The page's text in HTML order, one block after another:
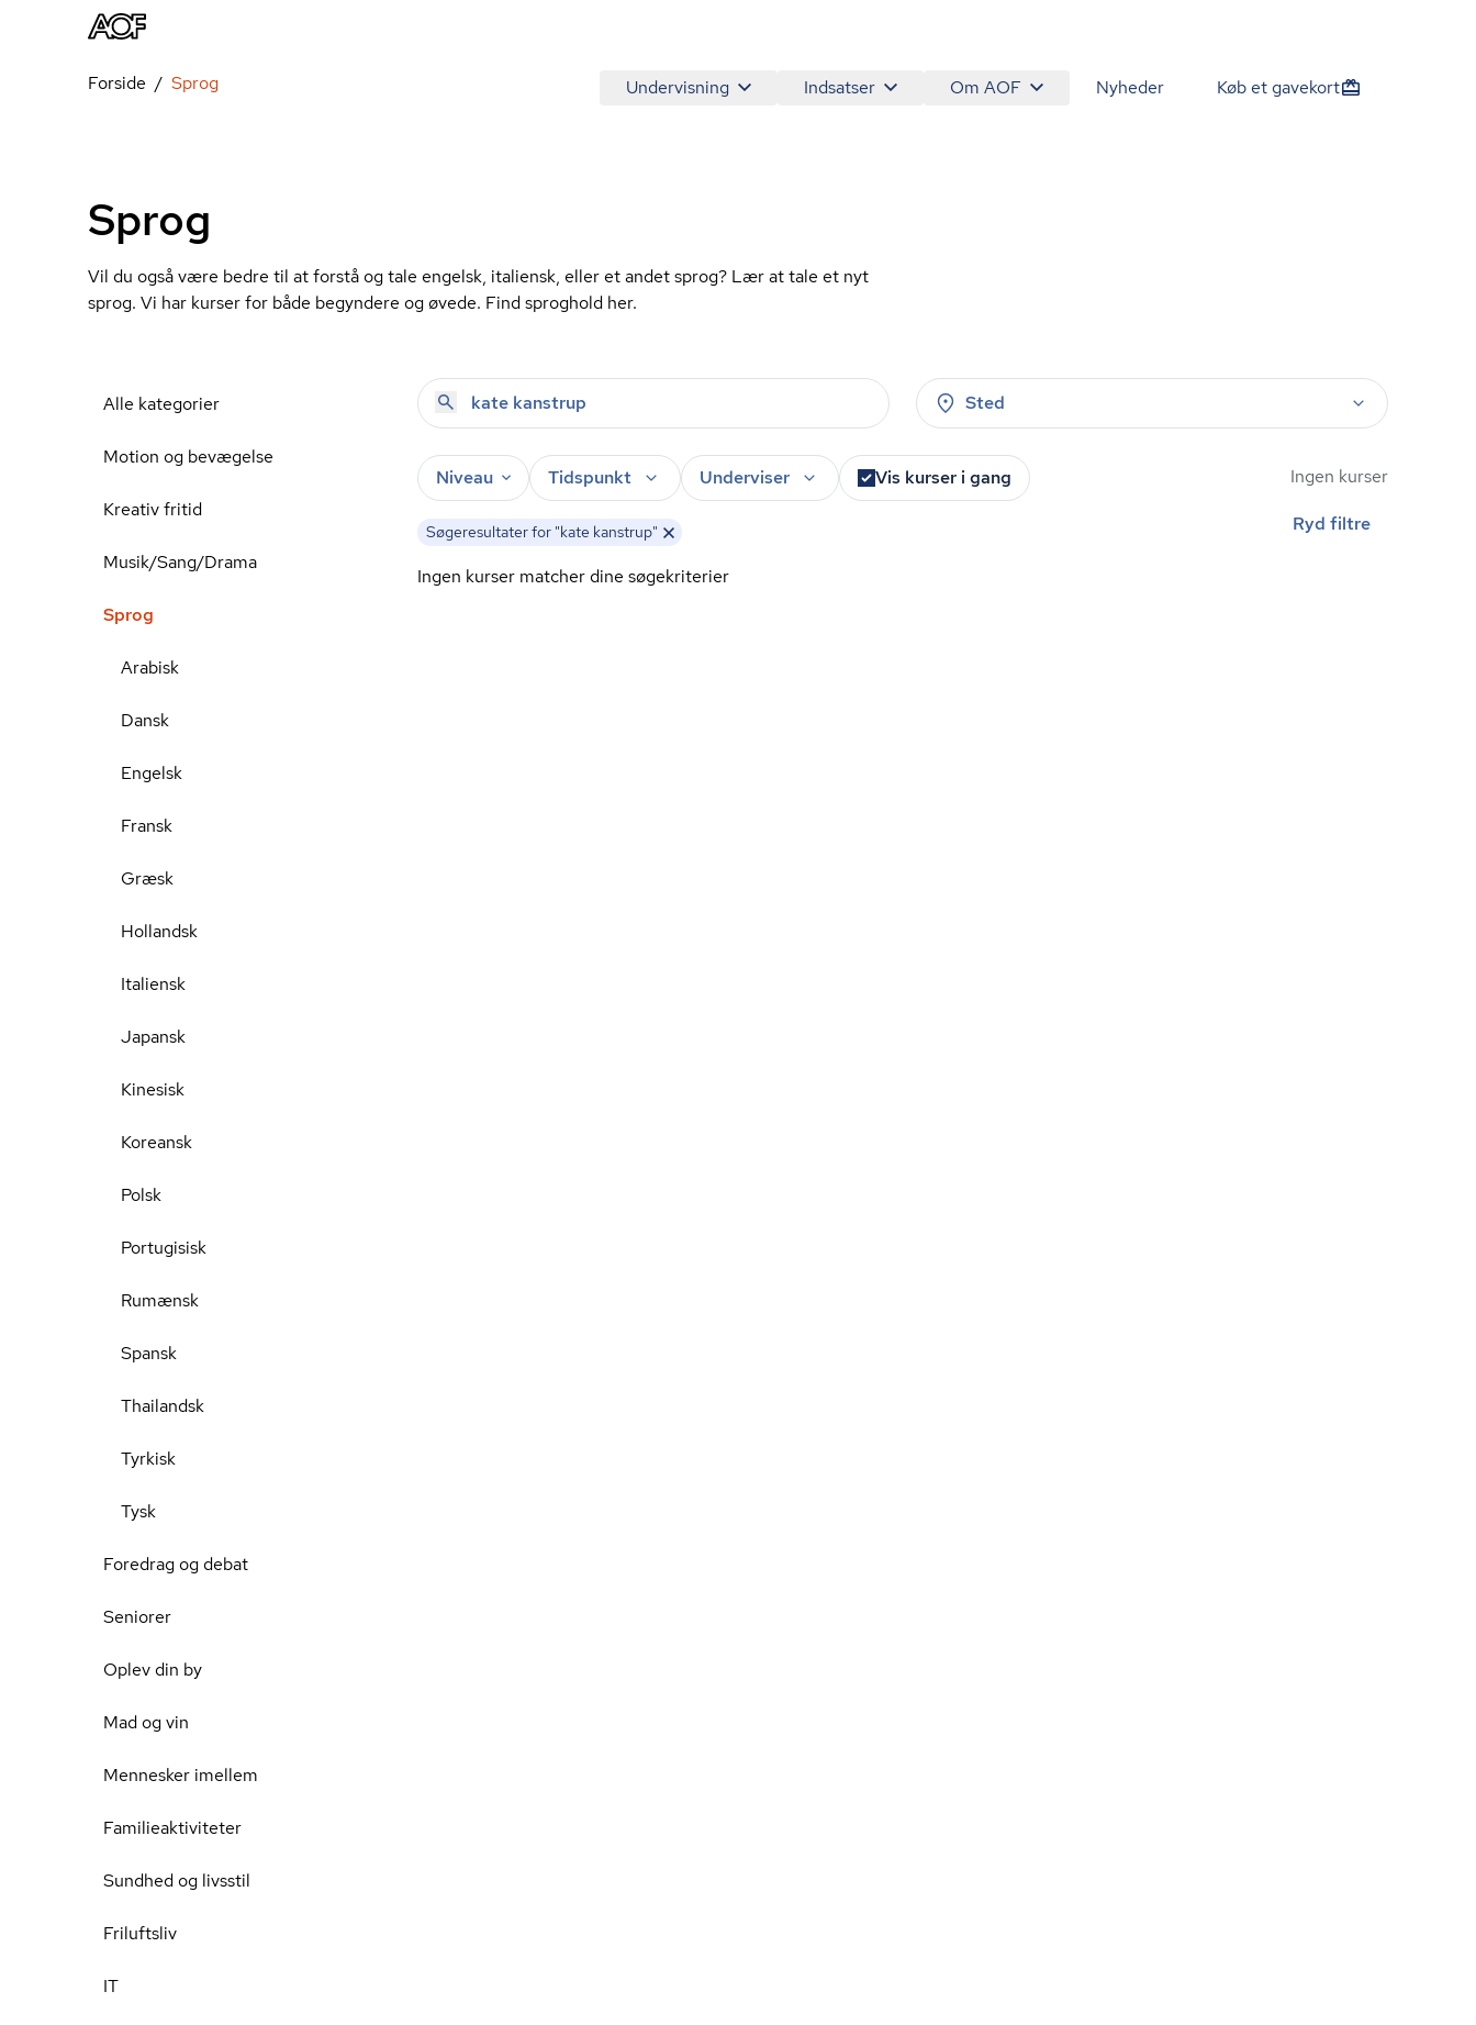
Undervisning Indsatser Om AOF Nyheder Køb et gavekort
Forside Sprog
Sprog
Vil du også være bedre til at forstå og tale engelsk, italiensk, eller et andet sprog? Lær at tale et nyt
sprog. Vi har kurser for både begyndere og øvede. Find sproghold her.
Alle kategorier
Motion og bevægelse
Kreativ fritid
Musik/Sang/Drama
Sprog
Arabisk
Dansk
Engelsk
Fransk
Græsk
Hollandsk
Italiensk
Japansk
Kinesisk
Koreansk
Polsk
Portugisisk
Rumænsk
Spansk
Thailandsk
Tyrkisk
Tysk
Foredrag og debat
Seniorer
Oplev din by
Mad og vin
Mennesker imellem
Familieaktiviteter
Sundhed og livsstil
Friluftsliv
IT
Sted
Niveau Tidspunkt Underviser Vis kurser i gang
Søgeresultater for "kate kanstrup"
Ingen kurser
Ryd filtre
Ingen kurser matcher dine søgekriterier